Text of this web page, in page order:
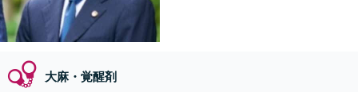
大麻・覚醒剤